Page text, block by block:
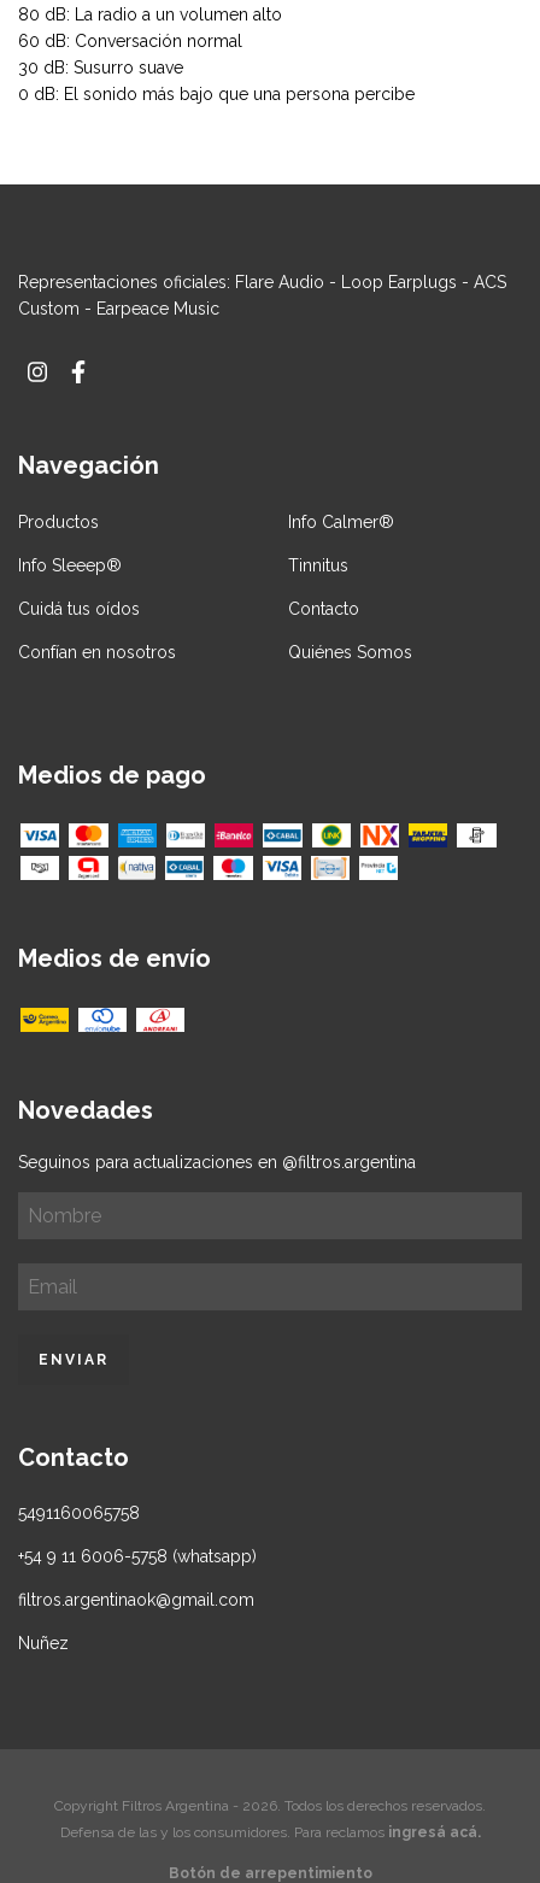
80 dB: La radio a un volumen alto
60 dB: Conversación normal
30 dB: Susurro suave
0 dB: El sonido más bajo que una persona percibe
Representaciones oficiales: Flare Audio - Loop Earplugs - ACS
Custom - Earpeace Music
Navegación
Productos Info Calmer®
Info Sleeep® Tinnitus
Cuidá tus oídos Contacto
Confían en nosotros Quiénes Somos
Medios de pago
Medios de envío
Novedades
Seguinos para actualizaciones en @filtros.argentina
Contacto
5491160065758
+54 9 11 6006-5758 (whatsapp)
filtros.argentinaok@gmail.com
Nuñez
Copyright Filtros Argentina - 2026. Todos los derechos reservados.
Defensa de las y los consumidores. Para reclamos ingresá acá.
Botón de arrepentimiento